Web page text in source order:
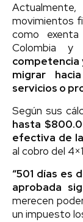
movimientos
como
Colombia y
competencia
migrar
servicios o
Según sus
hasta
efectiva de
al cobro del
“501 días es
aprobada
merecen
un impuesto